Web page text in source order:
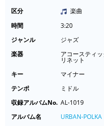
区分
楽曲
時間
3:20
ジャンル
ジャズ
楽器
アコースティ
リネット
キー
マイナー
テンポ
ミドル
収録アルバムNo. AL-1019
アルバム名
URBAN-POLKA